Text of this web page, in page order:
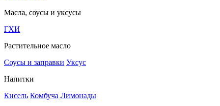
Масла, соусы и уксусы
ГХИ
Растительное масло
Соусы и заправки Уксус
Напитки
Кисель Комбуча Лимонады